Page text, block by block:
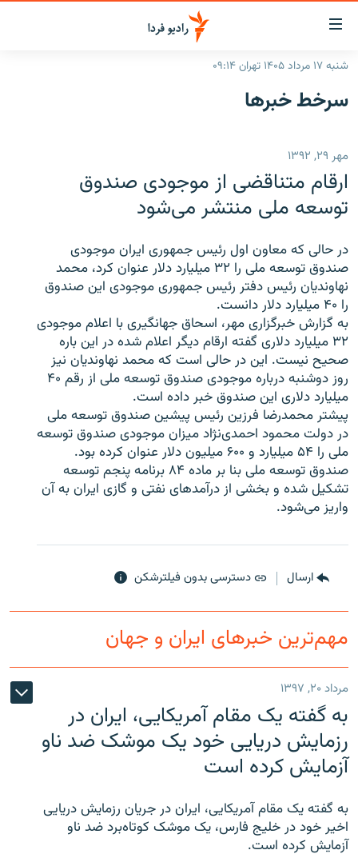
لینک‌های
قابلیت
دسترسی
بازگشت
اصلی
رفتن
صفحه
ایران
رادیو
انتخاب کنید و بشنوید
فرکانس‌ها
پادکست
گزارش‌های تصویری
گزارش‌های ویدئویی
زنان فردا
English
به ما بپیوندید
زبان‌های دیگر
شنبه ۱۷ مرداد ۱۴۰۵ تهران ۰۹:۱۴
سرخط‌ خبرها
مهر ۲۹, ۱۳۹۲
ارقام متناقضی از موجودی صندوق
توسعه ملی منتشر می‌شود
در حالی که معاون اول رئیس جمهوری ایران موجودی
صندوق توسعه ملی را ۳۲ میلیارد دلار عنوان کرد، محمد
نهاوندیان رئیس دفتر رئیس جمهوری موجودی این صندوق
را ۴۰ میلیارد دلار دانست.
به گزارش خبرگزاری مهر، اسحاق جهانگیری با اعلام موجودی
۳۲ میلیارد دلاری گفته ارقام دیگر اعلام شده در این باره
صحیح نیست. این در حالی است که محمد نهاوندیان نیز
روز دوشنبه درباره موجودی صندوق توسعه ملی از رقم ۴۰
میلیارد دلاری این صندوق خبر داده است.
پیشتر محمدرضا فرزین رئیس پیشین صندوق توسعه ملی
در دولت محمود احمدی‌نژاد میزان موجودی صندوق توسعه
ملی را ۵۴ میلیارد و ۶۰۰ میلیون دلار عنوان کرده بود.
صندوق توسعه ملی بنا بر ماده ۸۴ برنامه پنجم توسعه
تشکیل شده و بخشی از درآمدهای نفتی و گازی ایران به آن
واریز می‌شود.
ارسال دسترسی بدون فیلترشکن
مهم‌ترین خبرهای ایران و جهان
مرداد ۲۰, ۱۳۹۷
به گفته یک مقام آمریکایی، ایران در
رزمایش دریایی خود یک موشک ضد ناو
آزمایش کرده است
به گفته یک مقام آمریکایی، ایران در جریان رزمایش دریایی
اخیر خود در خلیج فارس، یک موشک کوتاه‌برد ضد ناو
آزمایش کرده است.